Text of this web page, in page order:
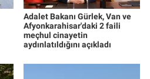
Adalet Bakanı Gürlek, Van ve
Afyonkarahisar'daki 2 faili
meçhul cinayetin
aydınlatıldığını açıkladı